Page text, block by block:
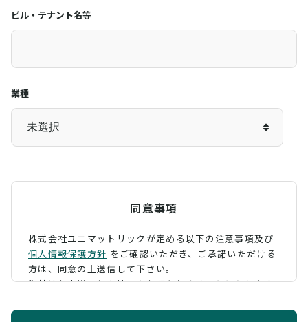
ビル・テナント名等
業種
同意事項
株式会社ユニマットリックが定める以下の注意事項及び
個人情報保護方針 をご確認いただき、 ご承諾いただける
方は、同意の上送信して下さい。
弊社はお客様の個人情報をお預かりすることになります
ように定め、保護に努めております。